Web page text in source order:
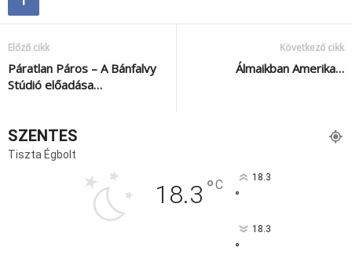
Előző cikk
Páratlan Páros – A Bánfalvy
Stúdió előadása…
Következő cikk
Álmaikban Amerika…
SZENTES
Tiszta Égbolt
18.3 °C 18.3
°
18.3
°